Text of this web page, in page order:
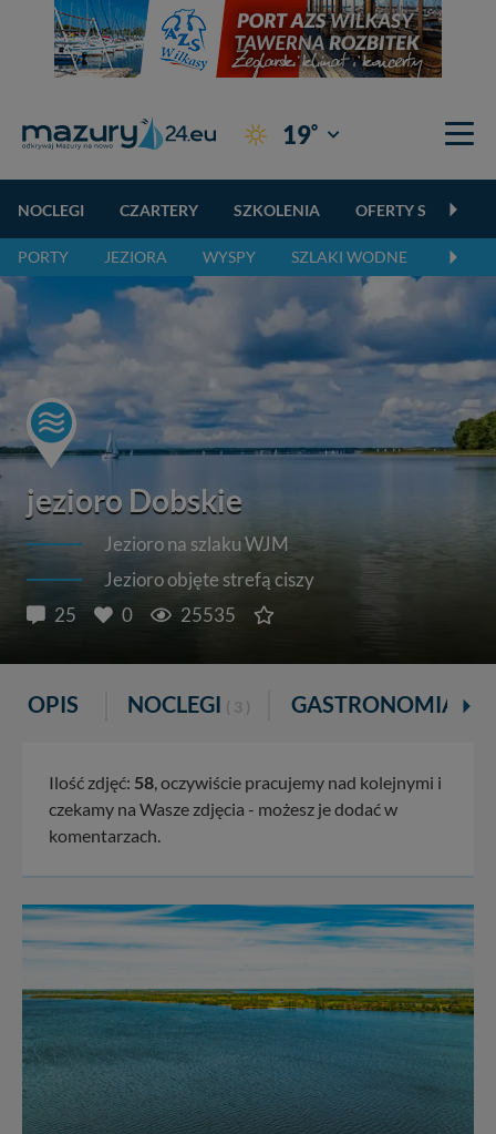
19° Giżycko
NOCLEGI CZARTERY SZKOLENIA OFERTY
PORTY JEZIORA WYSPY SZLAKI WODNE
jezioro Dobskie
Jezioro na szlaku WJM
Jezioro objęte strefą ciszy
25
0 25535
OPIS NOCLEGI ( 3 ) GASTRONOMIA ( 1 )
Ilość zdjęć: 58, oczywiście pracujemy nad kolejnymi i
czekamy na Wasze zdjęcia - możesz je dodać w
komentarzach.